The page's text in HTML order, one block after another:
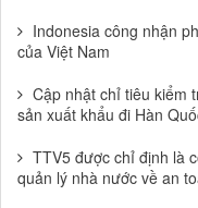
Indonesia công nhận
của Việt Nam
Cập nhật chỉ tiêu kiểm
sản xuất khẩu đi Hàn
TTV5 được chỉ định là
quản lý nhà nước về an